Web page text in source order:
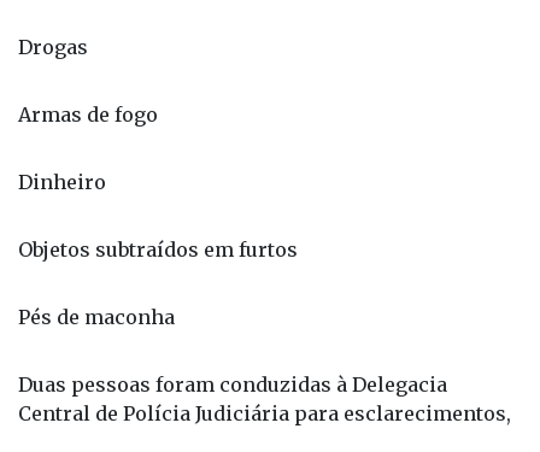
Apreensões:
Drogas
Armas de fogo
Dinheiro
Objetos subtraídos em furtos
Pés de maconha